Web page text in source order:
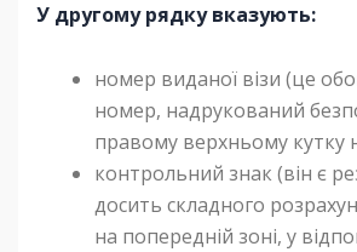
У другому рядку вказують:
номер виданої візи (це
номер, надрукований
правому верхньому кутку
контрольний знак (він є
досить складного
на попередній зоні, у